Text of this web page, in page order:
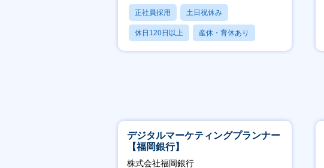
正社員採用 土日祝休み
休日120日以上 産休・育休あり
月残業20時間以内
デジタルマーケティングプランナー
【福岡銀行】
株式会社福岡銀行